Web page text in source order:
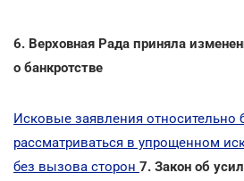
6. Верховная Рада приняла
о банкротстве
Исковые заявления относительно
рассматриваться в упрощенном
без вызова сторон 7. Закон об